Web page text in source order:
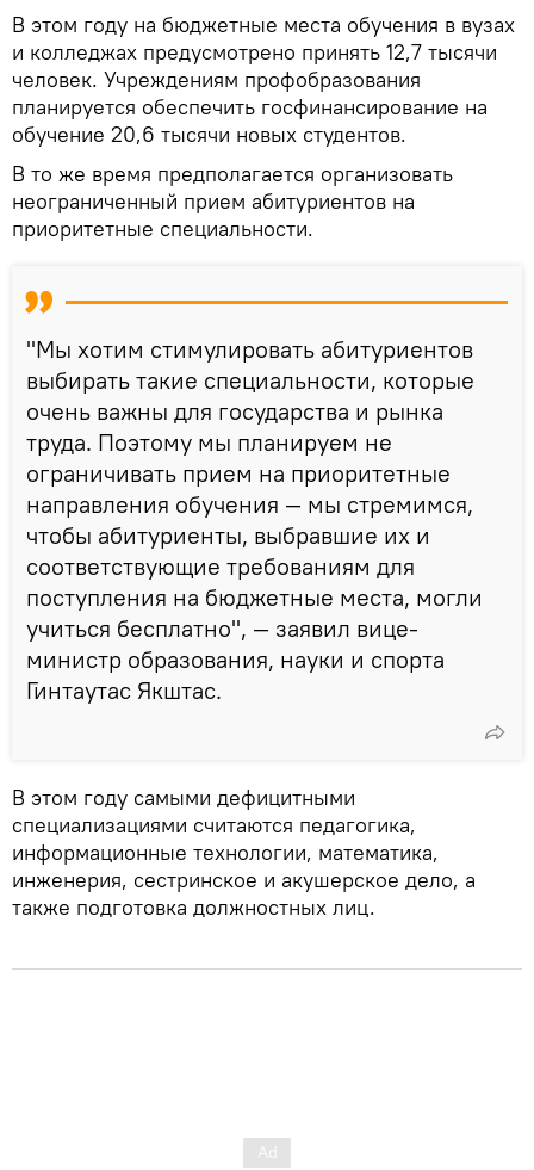
В этом году на бюджетные места обучения в вузах
и колледжах предусмотрено принять 12,7 тысячи
человек. Учреждениям профобразования
планируется обеспечить госфинансирование на
обучение 20,6 тысячи новых студентов.
В то же время предполагается организовать
неограниченный прием абитуриентов на
приоритетные специальности.
"Мы хотим стимулировать абитуриентов
выбирать такие специальности, которые
очень важны для государства и рынка
труда. Поэтому мы планируем не
ограничивать прием на приоритетные
направления обучения — мы стремимся,
чтобы абитуриенты, выбравшие их и
соответствующие требованиям для
поступления на бюджетные места, могли
учиться бесплатно", — заявил вице-
министр образования, науки и спорта
Гинтаутас Якштас.
В этом году самыми дефицитными
специализациями считаются педагогика,
информационные технологии, математика,
инженерия, сестринское и акушерское дело, а
также подготовка должностных лиц.